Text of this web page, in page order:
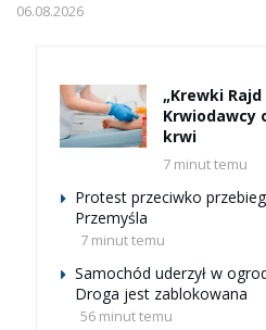
06.08.2026
„Krewki Rajd
Krwiodawcy
krwi
7 minut temu
Protest przeciwko
Przemyśla
7 minut temu
Samochód uderzył w
Droga jest zablokowana
56 minut temu